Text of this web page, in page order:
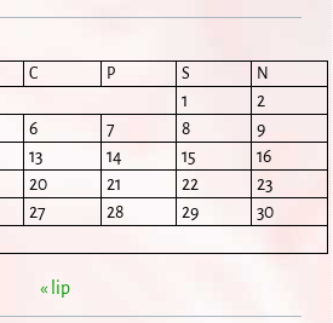
C P S N
1
2
6 7 8
9
13 14 15
16
20 21 22
23
27 28 29
30
« lip